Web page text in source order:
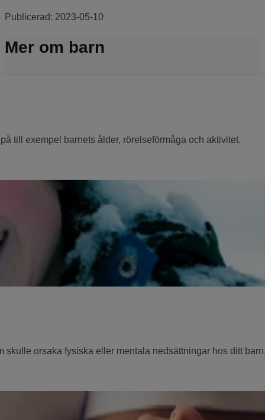
Publicerad: 2023-05-10
Mer om barn
till exempel barnets ålder, rörelseförmåga och aktivitet.
orsaka fysiska eller mentala nedsättningar hos ditt